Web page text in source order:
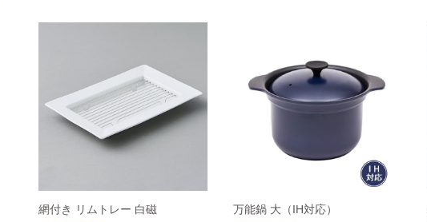
網付き リムトレー 白磁 万能鍋 大（IH対応）